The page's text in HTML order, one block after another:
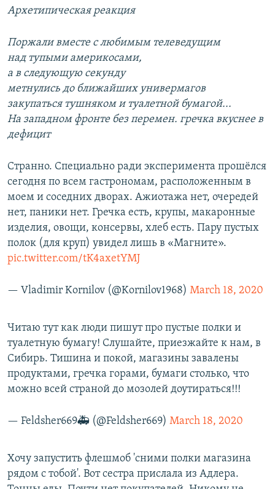
Архетипическая реакция
Поржали вместе с любимым телеведущим
над тупыми америкосами,
а в следующую секунду
метнулись до ближайших универмагов
закупаться тушняком и туалетной бумагой...
На западном фронте без перемен. гречка вкуснее в
дефицит
Странно. Специально ради эксперимента прошёлся
сегодня по всем гастрономам, расположенным в
моем и соседних дворах. Ажиотажа нет, очередей
нет, паники нет. Гречка есть, крупы, макаронные
изделия, овощи, консервы, хлеб есть. Пару пустых
полок (для круп) увидел лишь в «Магните».
pic.twitter.com/tK4axetYMJ
— Vladimir Kornilov (@Kornilov1968) March 18, 2020
Читаю тут как люди пишут про пустые полки и
туалетную бумагу! Слушайте, приезжайте к нам, в
Сибирь. Тишина и покой, магазины завалены
продуктами, гречка горами, бумаги столько, что
можно всей страной до мозолей доутираться!!!
— Feldsher669🚑 (@Feldsher669) March 18, 2020
Хочу запустить флешмоб 'сними полки магазина
рядом с тобой'. Вот сестра прислала из Адлера.